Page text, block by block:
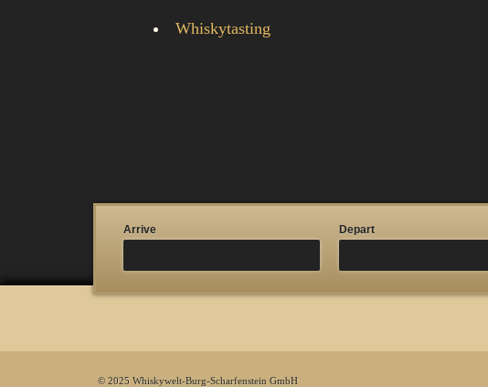
Whiskytasting
Arrive Depart
© 2025 Whiskywelt-Burg-Scharfenstein GmbH